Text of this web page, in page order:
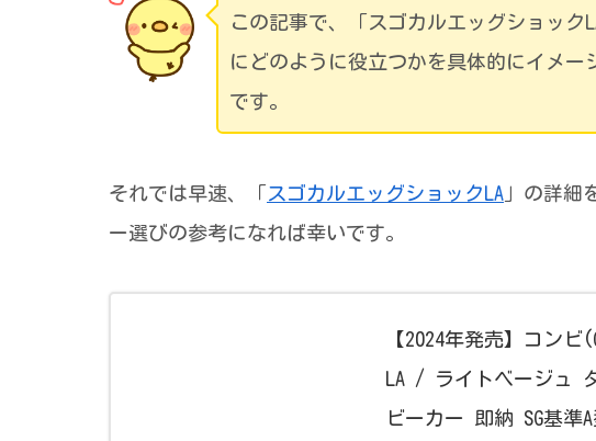
この記事で、「スゴカルエッグショック
にどのように役立つかを具体的にイメー
です。
それでは早速、「 スゴカルエッグショックLA 」の詳細
ー選びの参考になれば幸いです。
【2024年発売】コン
LA / ライトベージュ
ビーカー 即納 SG基準A